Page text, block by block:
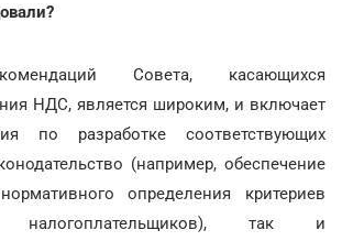
Совета, касающихся
НДС, является широким, и включает
по разработке соответствующих
(например, обеспечение
определения критериев
налогоплательщиков), так и